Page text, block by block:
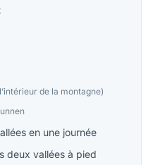
de la montagne)
en une journée
deux vallées à pied